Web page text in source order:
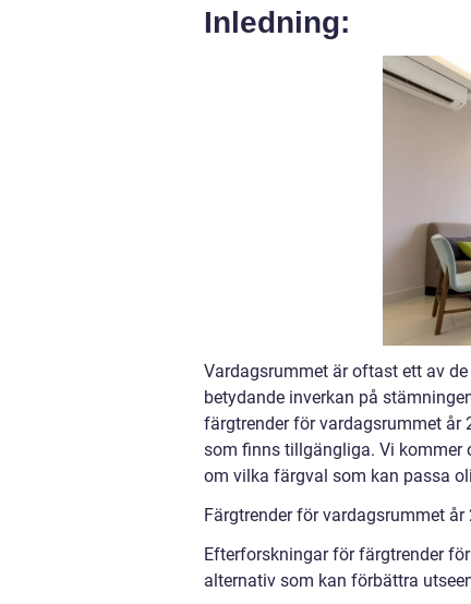
Inledning:
Vardagsrummet är oftast ett av
betydande inverkan på
färgtrender för vardagsrummet år
som finns tillgängliga. Vi kommer
om vilka färgval som kan passa
Färgtrender för vardagsrummet år
Efterforskningar för färgtrender
alternativ som kan förbättra